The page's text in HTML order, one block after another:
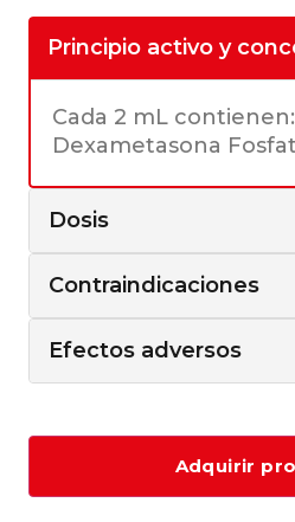
Principio activo y
Cada 2 mL contienen:
Dexametasona
Dosis
Contraindicaciones
Efectos adversos
Adquirir